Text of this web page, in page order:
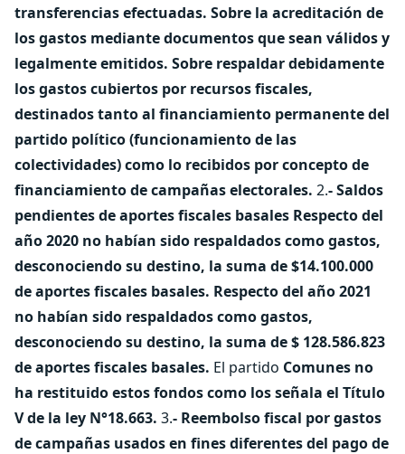
transferencias efectuadas. Sobre la acreditación de
los gastos mediante documentos que sean válidos y
legalmente emitidos. Sobre respaldar debidamente
los gastos cubiertos por recursos fiscales,
destinados tanto al financiamiento permanente del
partido político (funcionamiento de las
colectividades) como lo recibidos por concepto de
financiamiento de campañas electorales. 2.- Saldos
pendientes de aportes fiscales basales Respecto del
año 2020 no habían sido respaldados como gastos,
desconociendo su destino, la suma de $14.100.000
de aportes fiscales basales. Respecto del año 2021
no habían sido respaldados como gastos,
desconociendo su destino, la suma de $ 128.586.823
de aportes fiscales basales. El partido Comunes no
ha restituido estos fondos como los señala el Título
V de la ley N°18.663. 3.- Reembolso fiscal por gastos
de campañas usados en fines diferentes del pago de